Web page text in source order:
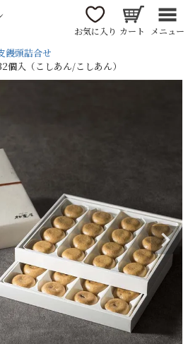
お気に入り カート メニュー
饅頭詰合せ
個入（こしあん/こしあん）